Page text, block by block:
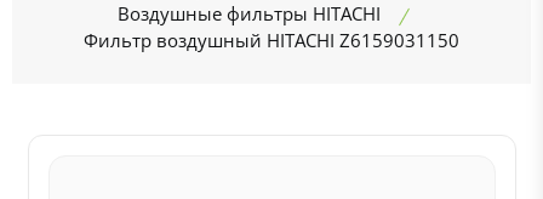
Воздушные фильтры HITACHI
Фильтр воздушный HITACHI Z6159031150